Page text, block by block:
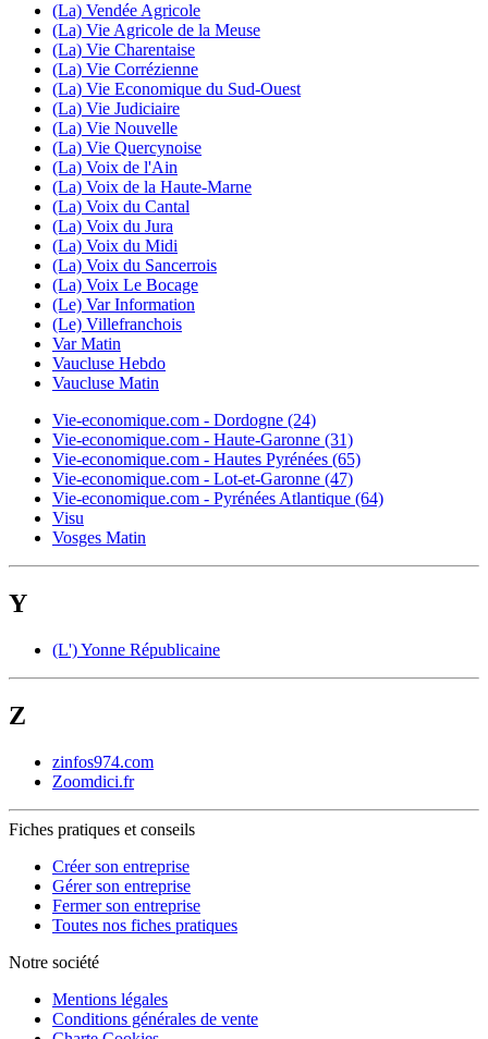
(La) Vendée Agricole
(La) Vie Agricole de la Meuse
(La) Vie Charentaise
(La) Vie Corrézienne
(La) Vie Economique du Sud-Ouest
(La) Vie Judiciaire
(La) Vie Nouvelle
(La) Vie Quercynoise
(La) Voix de l'Ain
(La) Voix de la Haute-Marne
(La) Voix du Cantal
(La) Voix du Jura
(La) Voix du Midi
(La) Voix du Sancerrois
(La) Voix Le Bocage
(Le) Var Information
(Le) Villefranchois
Var Matin
Vaucluse Hebdo
Vaucluse Matin
Vie-economique.com - Dordogne (24)
Vie-economique.com - Haute-Garonne (31)
Vie-economique.com - Hautes Pyrénées (65)
Vie-economique.com - Lot-et-Garonne (47)
Vie-economique.com - Pyrénées Atlantique (64)
Visu
Vosges Matin
Y
(L') Yonne Républicaine
Z
zinfos974.com
Zoomdici.fr
Fiches pratiques et conseils
Créer son entreprise
Gérer son entreprise
Fermer son entreprise
Toutes nos fiches pratiques
Notre société
Mentions légales
Conditions générales de vente